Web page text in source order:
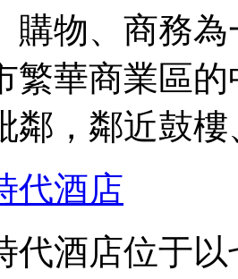
購物、商務
繁華商業區
鄰，鄰近鼓
代酒店
代酒店位于